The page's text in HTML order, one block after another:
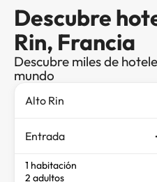
Descubre
Rin, Francia
Descubre miles de
mundo
Entrada
1 habitación
2 adultos